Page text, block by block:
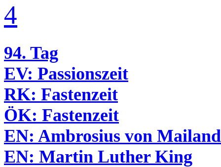
4
94. Tag
EV: Passionszeit
RK: Fastenzeit
ÖK: Fastenzeit
EN: Ambrosius von Mailand
EN: Martin Luther King